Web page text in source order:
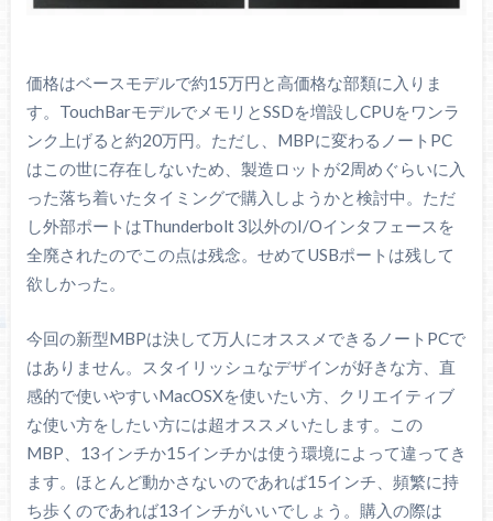
価格はベースモデルで約15万円と高価格な部類に入りま
す。TouchBarモデルでメモリとSSDを増設しCPUをワンラ
ンク上げると約20万円。ただし、MBPに変わるノートPC
はこの世に存在しないため、製造ロットが2周めぐらいに入
った落ち着いたタイミングで購入しようかと検討中。ただ
し外部ポートはThunderbolt 3以外のI/Oインタフェースを
全廃されたのでこの点は残念。せめてUSBポートは残して
欲しかった。
今回の新型MBPは決して万人にオススメできるノートPCで
はありません。スタイリッシュなデザインが好きな方、直
感的で使いやすいMacOSXを使いたい方、クリエイティブ
な使い方をしたい方には超オススメいたします。この
MBP、13インチか15インチかは使う環境によって違ってき
ます。ほとんど動かさないのであれば15インチ、頻繁に持
ち歩くのであれば13インチがいいでしょう。購入の際は